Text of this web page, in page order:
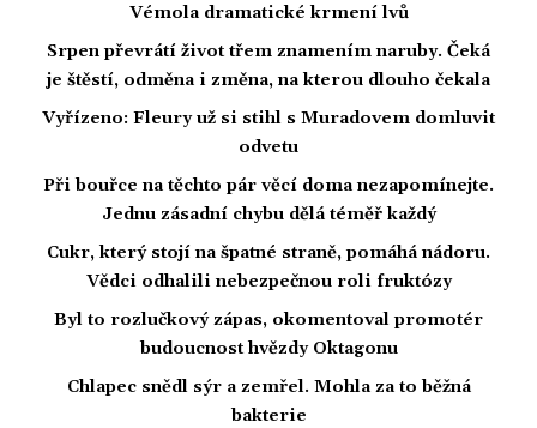
Vémola dramatické krmení lvů
Srpen převrátí život třem znamením naruby. Čeká
je štěstí, odměna i změna, na kterou dlouho čekala
Vyřízeno: Fleury už si stihl s Muradovem domluvit
odvetu
Při bouřce na těchto pár věcí doma nezapomínejte.
Jednu zásadní chybu dělá téměř každý
Cukr, který stojí na špatné straně, pomáhá nádoru.
Vědci odhalili nebezpečnou roli fruktózy
Byl to rozlučkový zápas, okomentoval promotér
budoucnost hvězdy Oktagonu
Chlapec snědl sýr a zemřel. Mohla za to běžná
bakterie